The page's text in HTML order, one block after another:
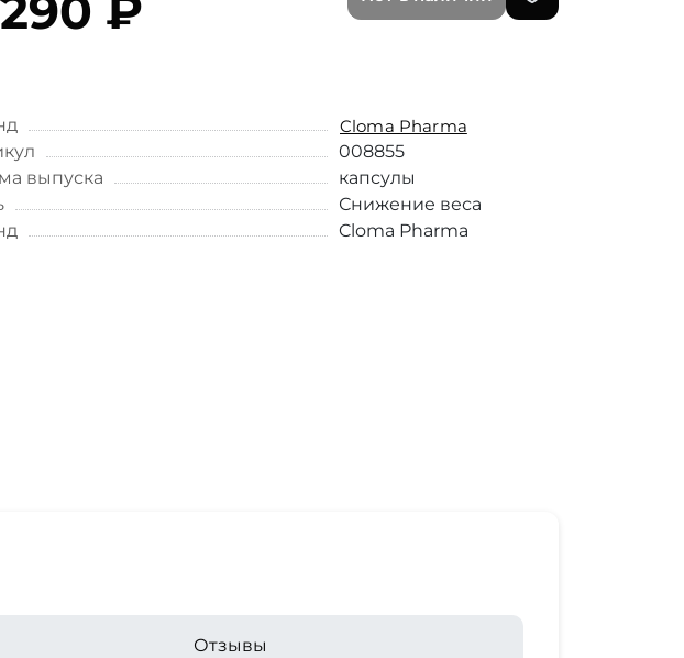
Cloma Pharma
008855
выпуска
капсулы
Снижение веса
Cloma Pharma
Отзывы